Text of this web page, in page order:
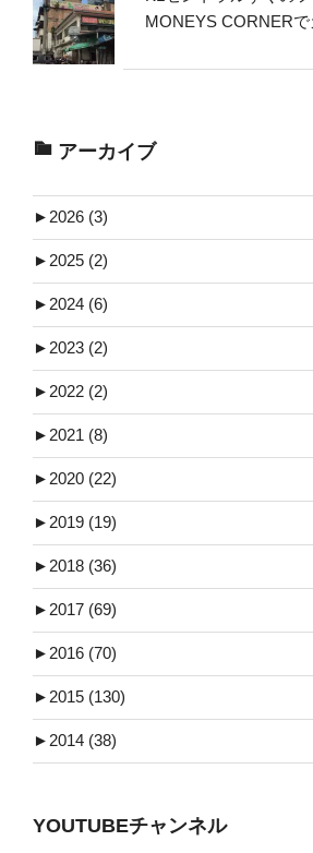
MONEYS CORNER
アーカイブ
► 2026 (3)
► 2025 (2)
► 2024 (6)
► 2023 (2)
► 2022 (2)
► 2021 (8)
► 2020 (22)
► 2019 (19)
► 2018 (36)
► 2017 (69)
► 2016 (70)
► 2015 (130)
► 2014 (38)
YOUTUBEチャンネル